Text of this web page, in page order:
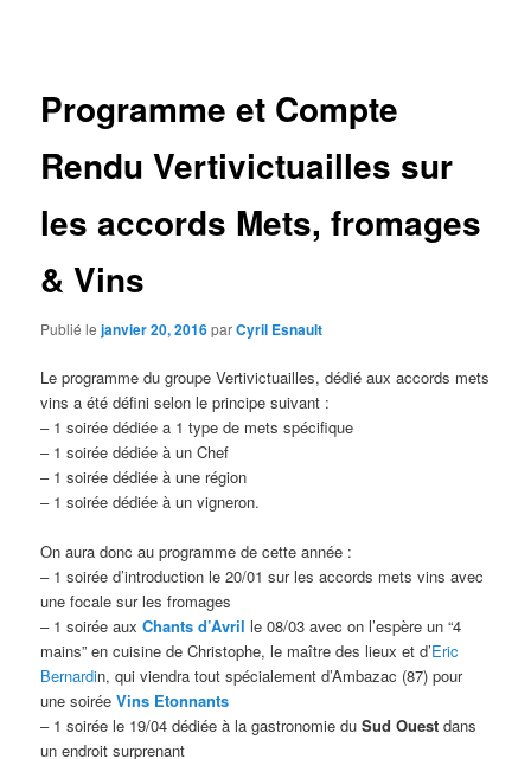
Programme et Compte
Rendu Vertivictuailles sur
les accords Mets, fromages
& Vins
Publié lejanvier 20, 2016parCyril Esnault
Le programme du groupe Vertivictuailles, dédié aux accords mets
vins a été défini selon le principe suivant :
– 1 soirée dédiée a 1 type de mets spécifique
– 1 soirée dédiée à un Chef
– 1 soirée dédiée à une région
– 1 soirée dédiée à un vigneron.
On aura donc au programme de cette année :
– 1 soirée d’introduction le 20/01 sur les accords mets vins avec
une focale sur les fromages
– 1 soirée auxChants d’Avril le 08/03 avec on l’espère un “4
mains” en cuisine de Christophe, le maître des lieux et d’Eric
Bernardin, qui viendra tout spécialement d’Ambazac (87) pour
une soirée Vins Etonnants
– 1 soirée le 19/04 dédiée à la gastronomie du Sud Ouest dans
un endroit surprenant